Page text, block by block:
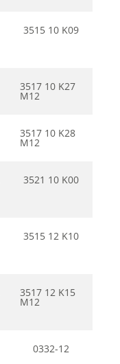
3515 10 K09
3517 10 K27
M12
3517 10 K28
M12
3521 10 K00
3515 12 K10
3517 12 K15
M12
0332-12